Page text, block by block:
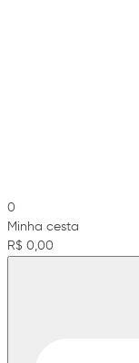
0
Minha cesta
R$ 0,00